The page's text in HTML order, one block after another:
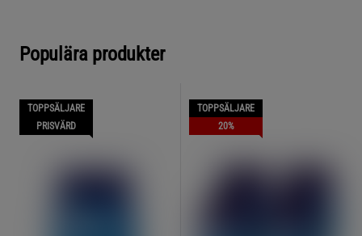
Populära produkter
TOPPSÄLJARE
PRISVÄRD
TOPPSÄLJARE
20%